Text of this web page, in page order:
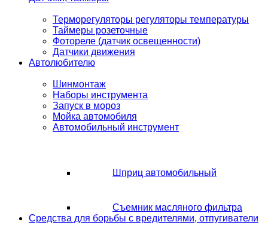
Терморегуляторы регуляторы температуры
Таймеры розеточные
Фотореле (датчик освещенности)
Датчики движения
Автолюбителю
Шинмонтаж
Наборы инструмента
Запуск в мороз
Мойка автомобиля
Автомобильный инструмент
Шприц автомобильный
Съемник масляного фильтра
Средства для борьбы с вредителями, отпугиватели